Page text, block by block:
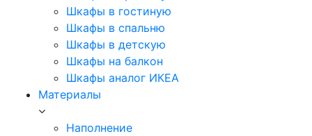
Шкафы в гостиную
Шкафы в спальню
Шкафы в детскую
Шкафы на балкон
Шкафы аналог ИКЕА
Материалы
Наполнение